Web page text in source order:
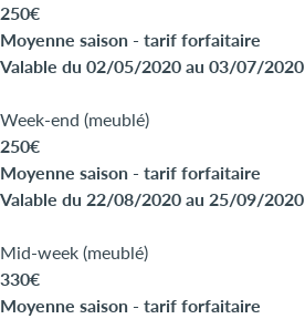
250€
Moyenne saison - tarif forfaitaire
Valable du 02/05/2020 au 03/07/2020
Week-end (meublé)
250€
Moyenne saison - tarif forfaitaire
Valable du 22/08/2020 au 25/09/2020
Mid-week (meublé)
330€
Moyenne saison - tarif forfaitaire